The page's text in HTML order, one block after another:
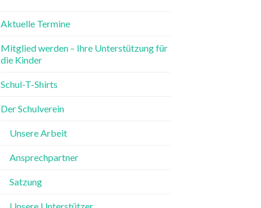
Aktuelle Termine
Mitglied werden – Ihre Unterstützung für
die Kinder
Schul-T-Shirts
Der Schulverein
Unsere Arbeit
Ansprechpartner
Satzung
Unsere Unterstützer